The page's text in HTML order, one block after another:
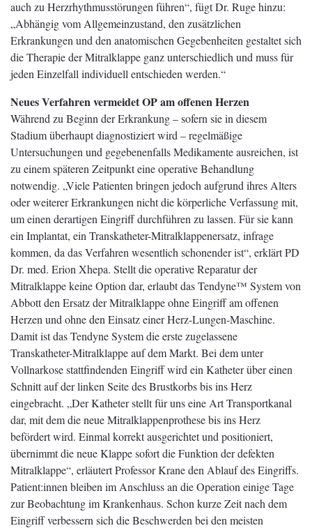
auch zu Herzrhythmusstörungen führen“, fügt Dr. Ruge hinzu:
„Abhängig vom Allgemeinzustand, den zusätzlichen
Erkrankungen und den anatomischen Gegebenheiten gestaltet sich
die Therapie der Mitralklappe ganz unterschiedlich und muss für
jeden Einzelfall individuell entschieden werden.“
Neues Verfahren vermeidet OP am offenen Herzen
Während zu Beginn der Erkrankung – sofern sie in diesem
Stadium überhaupt diagnostiziert wird – regelmäßige
Untersuchungen und gegebenenfalls Medikamente ausreichen, ist
zu einem späteren Zeitpunkt eine operative Behandlung
notwendig. „Viele Patienten bringen jedoch aufgrund ihres Alters
oder weiterer Erkrankungen nicht die körperliche Verfassung mit,
um einen derartigen Eingriff durchführen zu lassen. Für sie kann
ein Implantat, ein Transkatheter-Mitralklappenersatz, infrage
kommen, da das Verfahren wesentlich schonender ist“, erklärt PD
Dr. med. Erion Xhepa. Stellt die operative Reparatur der
Mitralklappe keine Option dar, erlaubt das Tendyne™ System von
Abbott den Ersatz der Mitralklappe ohne Eingriff am offenen
Herzen und ohne den Einsatz einer Herz-Lungen-Maschine.
Damit ist das Tendyne System die erste zugelassene
Transkatheter-Mitralklappe auf dem Markt. Bei dem unter
Vollnarkose stattfindenden Eingriff wird ein Katheter über einen
Schnitt auf der linken Seite des Brustkorbs bis ins Herz
eingebracht. „Der Katheter stellt für uns eine Art Transportkanal
dar, mit dem die neue Mitralklappenprothese bis ins Herz
befördert wird. Einmal korrekt ausgerichtet und positioniert,
übernimmt die neue Klappe sofort die Funktion der defekten
Mitralklappe“, erläutert Professor Krane den Ablauf des Eingriffs.
Patient:innen bleiben im Anschluss an die Operation einige Tage
zur Beobachtung im Krankenhaus. Schon kurze Zeit nach dem
Eingriff verbessern sich die Beschwerden bei den meisten